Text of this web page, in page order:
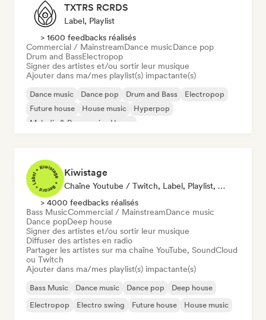
TXTRS RCRDS
Label, Playlist
> 1600 feedbacks réalisés
Commercial / MainstreamDance musicDance pop
Drum and BassElectropop
Signer des artistes et/ou sortir leur musique
Ajouter dans ma/mes playlist(s) impactante(s)
Dance music Dance pop Drum and Bass
Electropop
Future house
House music
Hyperpop
Melodic & Progressive House
Kiwistage
Chaîne Youtube / Twitch, Label, Playlist, Radio
> 4000 feedbacks réalisés
Bass MusicCommercial / MainstreamDance music
Dance popDeep house
Signer des artistes et/ou sortir leur musique
Diffuser des artistes en radio
Partager les artistes sur ma chaîne YouTube, SoundCloud
ou Twitch
Ajouter dans ma/mes playlist(s) impactante(s)
Bass Music Dance music Dance pop
Deep house
Electropop
Electro swing Future house House music